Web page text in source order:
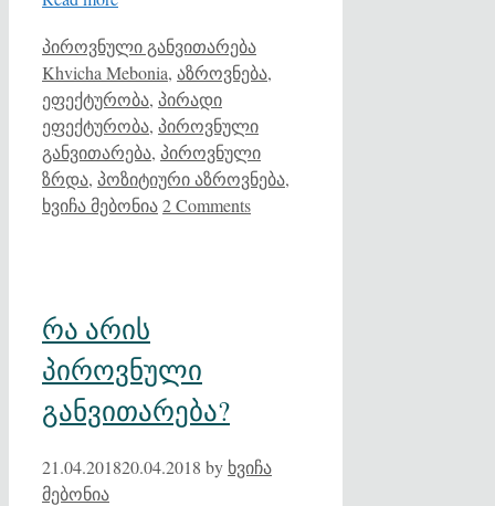
Categories
პიროვნული განვითარებაTags
Khvicha Mebonia, აზროვნება,
ეფექტურობა, პირადი
ეფექტურობა, პიროვნული
განვითარება, პიროვნული
ზრდა, პოზიტიური აზროვნება,
ხვიჩა მებონია2 Comments
რა არის
პიროვნული
განვითარება?
21.04.201820.04.2018 by ხვიჩა
მებონია